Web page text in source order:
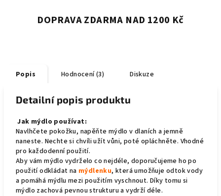
DOPRAVA ZDARMA NAD 1200 Kč
Popis Hodnocení (3) Diskuze
Detailní popis produktu
Jak mýdlo používat:
Navlhčete pokožku, napěňte mýdlo v dlaních a jemně
naneste. Nechte si chvíli užít vůni, poté opláchněte. Vhodné
pro každodenní použití.
Aby vám mýdlo vydrželo co nejdéle, doporučujeme ho po
použití odkládat na mýdlenku, která umožňuje odtok vody
a pomáhá mýdlu mezi použitím vyschnout. Díky tomu si
mýdlo zachová pevnou strukturu a vydrží déle.